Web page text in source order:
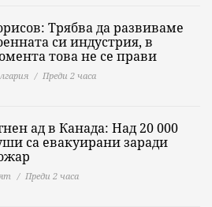
Трябва да развиваме
си индустрия, в
това не се прави
Преди 2 часа
ад в Канада: Над 20 000
са евакуирани заради
Преди 2 часа